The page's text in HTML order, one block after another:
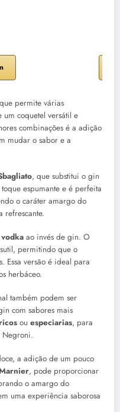
permite várias
um coquetel versátil e
combinações é a adição
mudar o sabor e a
, que substitui o gin
espumante e é perfeita
o caráter amargo do
refrescante.
vodka ao invés de gin. O
permitindo que o
Essa versão é ideal para
herbáceo.
também podem ser
com sabores mais
ou especiarias, para
Negroni.
a adição de um pouco
, pode proporcionar
o amargo do
uma experiência saborosa